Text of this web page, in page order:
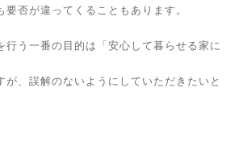
否が違ってくることもあります。
行う一番の目的は「安心して暮らせる家に
が、誤解のないようにしていただきたいと